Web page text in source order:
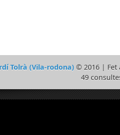
Tolrà (Vila-rodona) © 2016 | Fet
49